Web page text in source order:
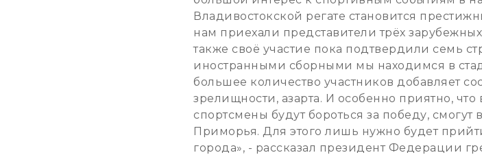
Владивостокской регате становится
нам приехали представители трёх
также своё участие пока подтвердили семь
иностранными сборными мы находимся в
большее количество участников добавляет
зрелищности, азарта. И особенно приятно, что
спортсмены будут бороться за победу,
Приморья. Для этого лишь нужно будет
города», - рассказал президент Федерации